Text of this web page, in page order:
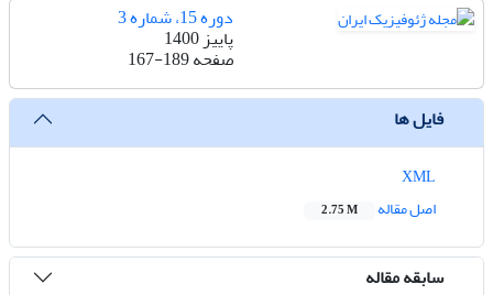
دوره 15، شماره 3
پاییز 1400
صفحه167-189
فایل ها
اصل مقاله
2.75 M
سابقه مقاله